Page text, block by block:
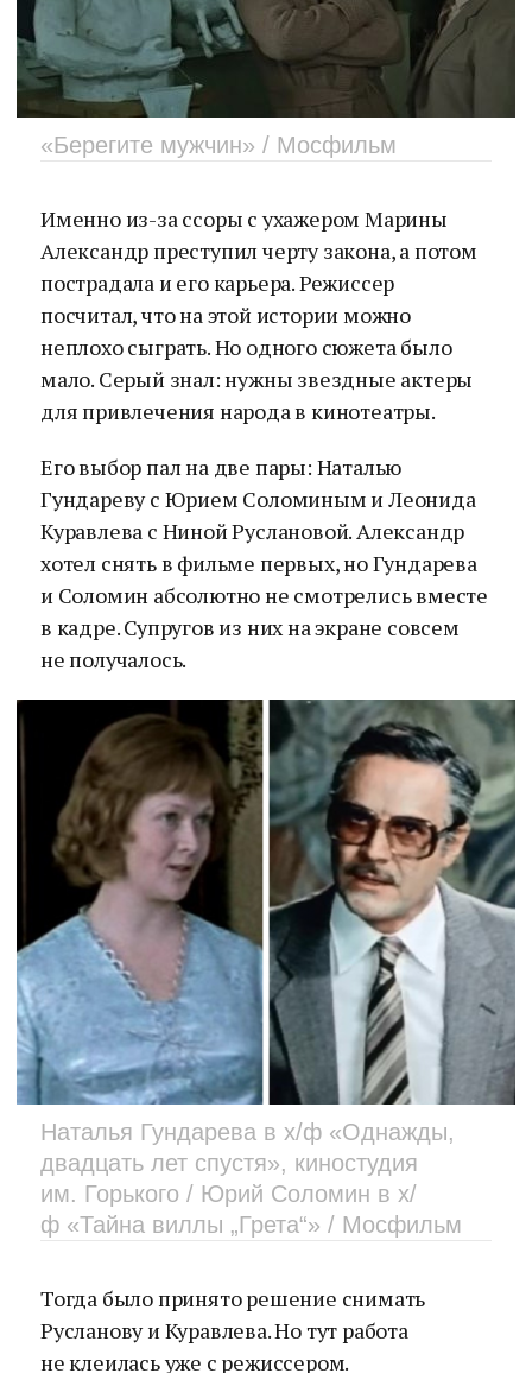
«Берегите мужчин» / Мосфильм
Именно из-за ссоры с ухажером Марины
Александр преступил черту закона, а потом
пострадала и его карьера. Режиссер
посчитал, что на этой истории можно
неплохо сыграть. Но одного сюжета было
мало. Серый знал: нужны звездные актеры
для привлечения народа в кинотеатры.
Его выбор пал на две пары: Наталью
Гундареву с Юрием Соломиным и Леонида
Куравлева с Ниной Руслановой. Александр
хотел снять в фильме первых, но Гундарева
и Соломин абсолютно не смотрелись вместе
в кадре. Супругов из них на экране совсем
не получалось.
Наталья Гундарева в х/ф «Однажды,
двадцать лет спустя», киностудия
им. Горького / Юрий Соломин в х/
ф «Тайна виллы „Грета“» / Мосфильм
Тогда было принято решение снимать
Русланову и Куравлева. Но тут работа
не клеилась уже с режиссером.